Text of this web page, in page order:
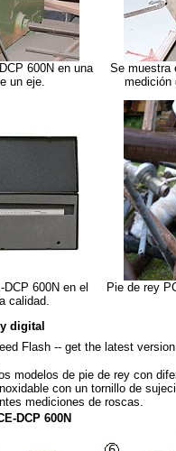
600N en una
un eje.
Se muestra
medición
600N en el
calidad.
Pie de rey
digital
Flash -- get the latest
modelos de pie de rey con
con un tornillo de
mediciones de roscas.
DCP 600N